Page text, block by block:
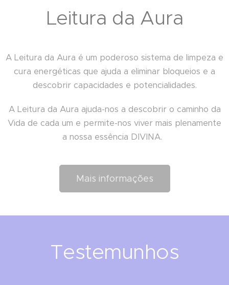
Leitura da Aura
A Leitura da Aura é um poderoso sistema de limpeza e
cura energéticas que ajuda a eliminar bloqueios e a
descobrir capacidades e potencialidades.
A Leitura da Aura ajuda-nos a descobrir o caminho da
Vida de cada um e permite-nos viver mais plenamente
a nossa essência DIVINA.
Mais informações
Testemunhos